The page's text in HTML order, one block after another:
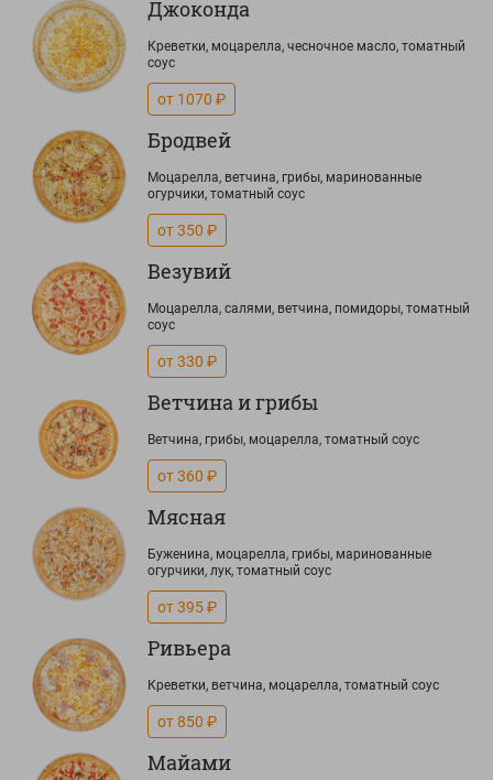
Джоконда
Креветки, моцарелла, чесночное масло, томатный
соус
от 1070 ₽
Бродвей
Моцарелла, ветчина, грибы, маринованные
огурчики, томатный соус
от 350 ₽
Везувий
Моцарелла, салями, ветчина, помидоры, томатный
соус
от 330 ₽
Ветчина и грибы
Ветчина, грибы, моцарелла, томатный соус
от 360 ₽
Мясная
Буженина, моцарелла, грибы, маринованные
огурчики, лук, томатный соус
от 395 ₽
Ривьера
Креветки, ветчина, моцарелла, томатный соус
от 850 ₽
Майами